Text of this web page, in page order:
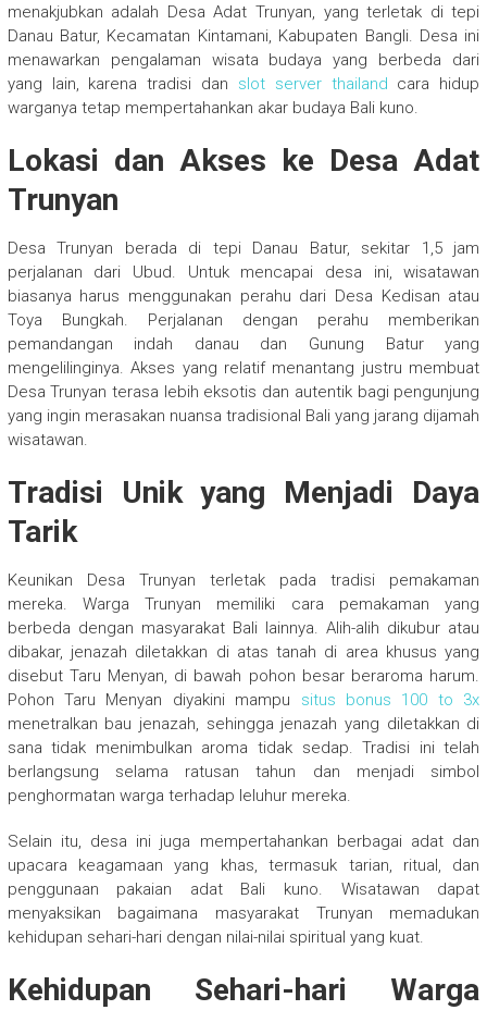
menakjubkan adalah Desa Adat Trunyan, yang terletak di tepi
Danau Batur, Kecamatan Kintamani, Kabupaten Bangli. Desa ini
menawarkan pengalaman wisata budaya yang berbeda dari
yang lain, karena tradisi dan slot server thailand cara hidup
warganya tetap mempertahankan akar budaya Bali kuno.
Lokasi dan Akses ke Desa Adat
Trunyan
Desa Trunyan berada di tepi Danau Batur, sekitar 1,5 jam
perjalanan dari Ubud. Untuk mencapai desa ini, wisatawan
biasanya harus menggunakan perahu dari Desa Kedisan atau
Toya Bungkah. Perjalanan dengan perahu memberikan
pemandangan indah danau dan Gunung Batur yang
mengelilinginya. Akses yang relatif menantang justru membuat
Desa Trunyan terasa lebih eksotis dan autentik bagi pengunjung
yang ingin merasakan nuansa tradisional Bali yang jarang dijamah
wisatawan.
Tradisi Unik yang Menjadi Daya
Tarik
Keunikan Desa Trunyan terletak pada tradisi pemakaman
mereka. Warga Trunyan memiliki cara pemakaman yang
berbeda dengan masyarakat Bali lainnya. Alih-alih dikubur atau
dibakar, jenazah diletakkan di atas tanah di area khusus yang
disebut Taru Menyan, di bawah pohon besar beraroma harum.
Pohon Taru Menyan diyakini mampu situs bonus 100 to 3x
menetralkan bau jenazah, sehingga jenazah yang diletakkan di
sana tidak menimbulkan aroma tidak sedap. Tradisi ini telah
berlangsung selama ratusan tahun dan menjadi simbol
penghormatan warga terhadap leluhur mereka.
Selain itu, desa ini juga mempertahankan berbagai adat dan
upacara keagamaan yang khas, termasuk tarian, ritual, dan
penggunaan pakaian adat Bali kuno. Wisatawan dapat
menyaksikan bagaimana masyarakat Trunyan memadukan
kehidupan sehari-hari dengan nilai-nilai spiritual yang kuat.
Kehidupan Sehari-hari Warga